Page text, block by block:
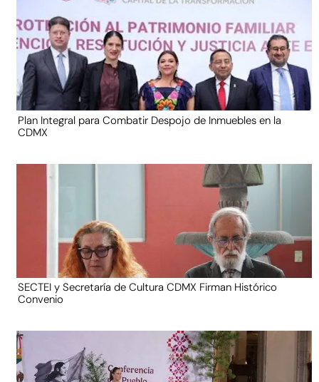
Plan Integral para Combatir Despojo de Inmuebles en la
CDMX
SECTEI y Secretaría de Cultura CDMX Firman Histórico
Convenio